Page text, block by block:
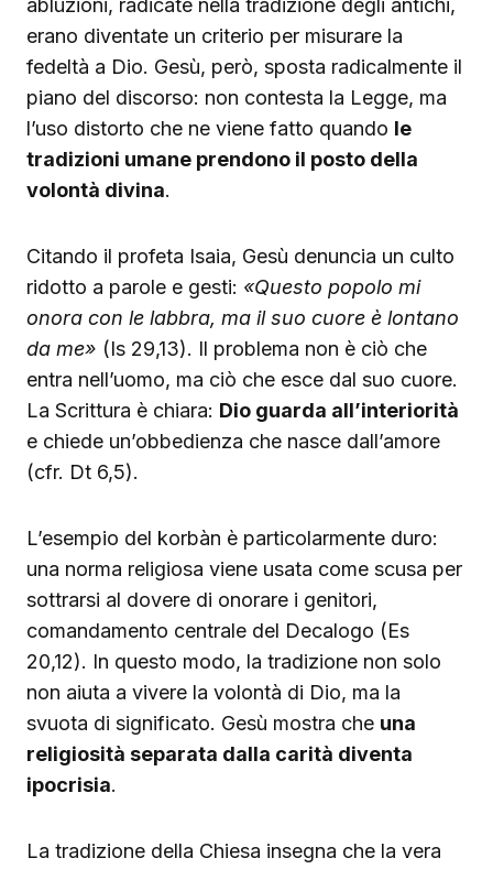
abluzioni, radicate nella tradizione degli antichi,
erano diventate un criterio per misurare la
fedeltà a Dio. Gesù, però, sposta radicalmente il
piano del discorso: non contesta la Legge, ma
l’uso distorto che ne viene fatto quando le
tradizioni umane prendono il posto della
volontà divina.
Citando il profeta Isaia, Gesù denuncia un culto
ridotto a parole e gesti: «Questo popolo mi
onora con le labbra, ma il suo cuore è lontano
da me» (Is 29,13). Il problema non è ciò che
entra nell’uomo, ma ciò che esce dal suo cuore.
La Scrittura è chiara: Dio guarda all’interiorità
e chiede un’obbedienza che nasce dall’amore
(cfr. Dt 6,5).
L’esempio del korbàn è particolarmente duro:
una norma religiosa viene usata come scusa per
sottrarsi al dovere di onorare i genitori,
comandamento centrale del Decalogo (Es
20,12). In questo modo, la tradizione non solo
non aiuta a vivere la volontà di Dio, ma la
svuota di significato. Gesù mostra che una
religiosità separata dalla carità diventa
ipocrisia.
La tradizione della Chiesa insegna che la vera